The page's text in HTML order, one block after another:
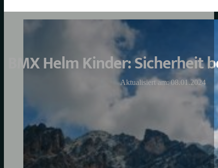
BMX Helm Kinder: Sicherheit
Aktualisiert am: 08.01.2024